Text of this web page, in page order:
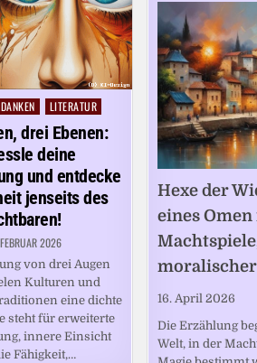
LITERATUR
drei Ebenen:
deine
und entdecke
jenseits des
2026
von drei Augen
Kulturen und
eine dichte
steht für erweiterte
innere Einsicht
Fähigkeit,…
Hexe der
eines
16. April 2026
Die Erzählung
Welt, in der